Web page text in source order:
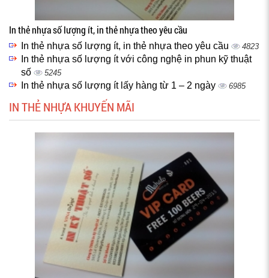
In thẻ nhựa số lượng ít, in thẻ nhựa theo yêu cầu
In thẻ nhựa số lượng ít, in thẻ nhựa theo yêu cầu 4823
In thẻ nhựa số lượng ít với công nghệ in phun kỹ thuật
số
5245
In thẻ nhựa số lượng ít lấy hàng từ 1 – 2 ngày 6985
IN THẺ NHỰA KHUYẾN MÃI